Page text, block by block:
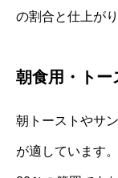
の割合と仕上が
朝食用・トー
朝トーストやサ
が適しています